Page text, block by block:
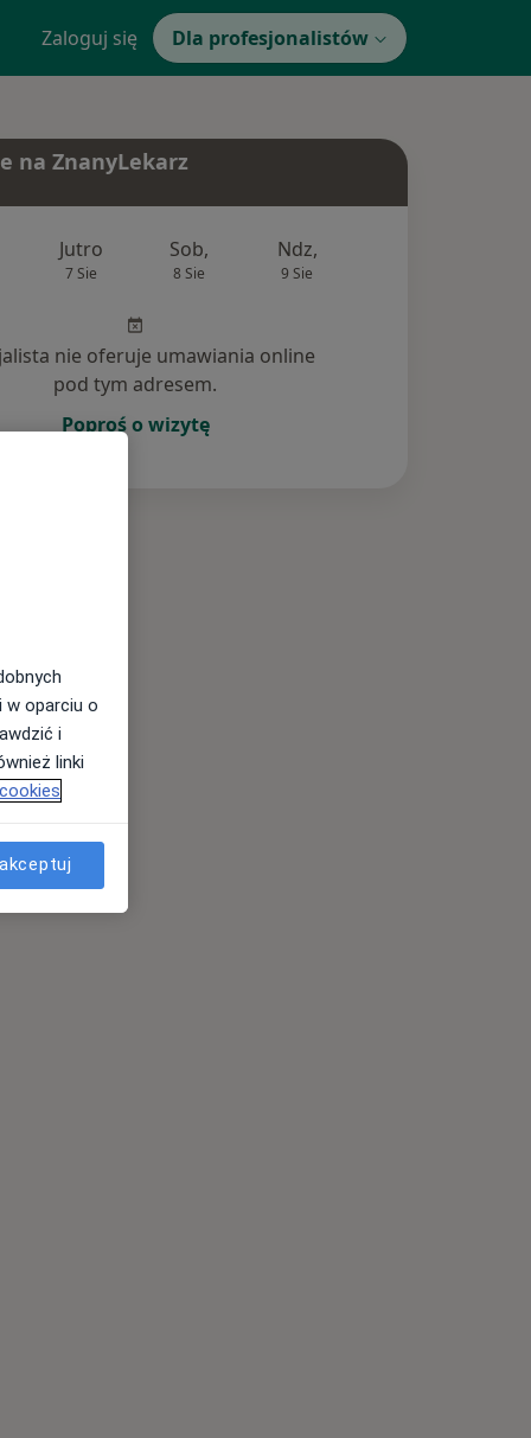
Zaloguj się Dla profesjonalistów
na ZnanyLekarz
Jutro
7 Sie
Sob,
8 Sie
Ndz,
9 Sie
nie oferuje umawiania online
pod tym adresem.
Poproś o wizytę
oparciu o
i
linki